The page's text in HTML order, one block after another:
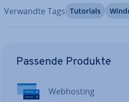
Verwandte Tags Tutorials
Passende Produkte
Web­hos­ting